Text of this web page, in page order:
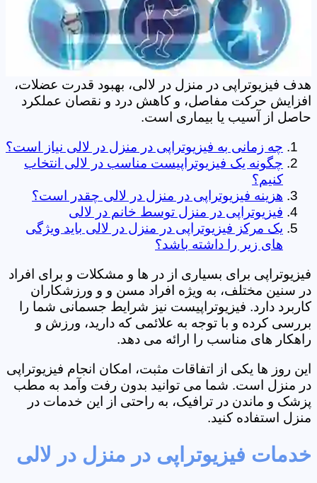
هدف فیزیوتراپی در منزل در لالی، بهبود قدرت عضلات،
افزایش حرکت مفاصل، و کاهش درد و نقصان عملکرد
حاصل از آسیب یا بیماری است.
چه زمانی به فیزیوتراپی در منزل در لالی نیاز است؟
چگونه یک فیزیوتراپیست مناسب در لالی انتخاب
کنیم؟
هزینه فیزیوتراپی در منزل در لالی چقدر است؟
فیزیوتراپی در منزل توسط خانم در لالی
یک مرکز فیزیوتراپی در منزل در لالی باید ویژگی
های زیر را داشته باشد؟
فیزیوتراپی برای بسیاری از در ها و مشکلات و برای افراد
در سنین مختلف، به ویژه افراد مسن و و ورزشکاران
کاربرد دارد. فیزیوتراپیست نیز شرایط جسمانی شما را
بررسی کرده و با توجه به علائمی که دارید، ورزش و
راهکار های مناسب را ارائه می دهد.
این روز ها یکی از اتفاقات مثبت، امکان انجام فیزیوتراپی
در منزل است. شما می توانید بدون رفت وآمد به مطب
پزشک و ماندن در ترافیک، به راحتی از این خدمات در
منزل استفاده کنید.
خدمات فیزیوتراپی در منزل در لالی